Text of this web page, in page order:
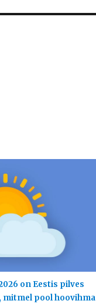
on Eestis pilves
mitmel pool hoovihma